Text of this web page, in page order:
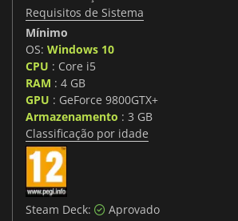
Requisitos de Sistema
Mínimo
OS: Windows 10
CPU : Core i5
RAM : 4 GB
GPU : GeForce 9800GTX+
Armazenamento : 3 GB
Classificação por idade
Steam Deck:
Aprovado